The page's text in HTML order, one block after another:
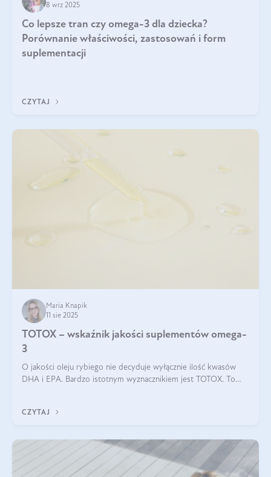
8 wrz 2025
Co lepsze tran czy omega-3 dla dziecka?
Porównanie właściwości, zastosowań i form
suplementacji
CZYTAJ
Maria Knapik
11 sie 2025
TOTOX – wskaźnik jakości suplementów omega-
3
O jakości oleju rybiego nie decyduje wyłącznie ilość kwasów
DHA i EPA. Bardzo istotnym wyznacznikiem jest TOTOX. To
CZYTAJ